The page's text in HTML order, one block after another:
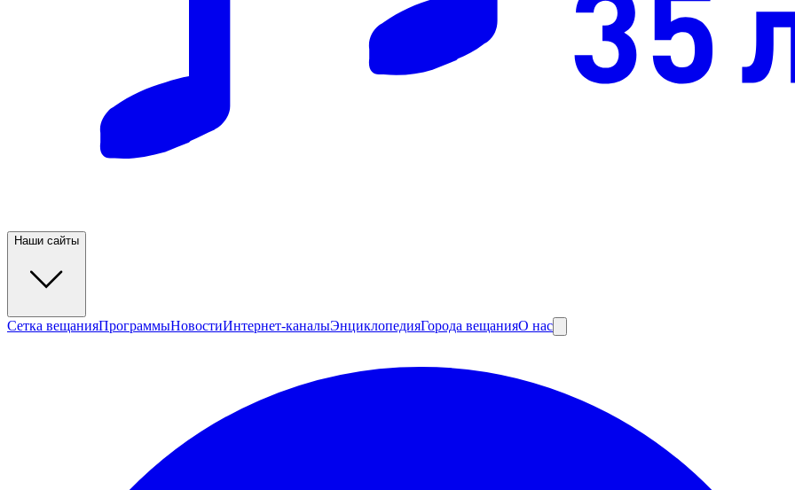
Наши сайты
Сетка вещанияПрограммыНовостиИнтернет-каналыЭнциклопедияГорода вещанияО нас